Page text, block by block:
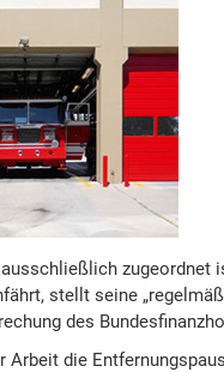
zugeordnet
stellt seine
des
die